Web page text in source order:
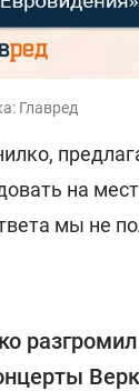
Главред
на
мы не